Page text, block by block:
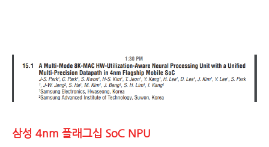
삼성 4nm 플래그십 SoC NPU